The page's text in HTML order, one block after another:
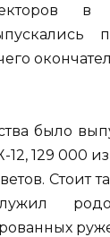
в
было
129 000 из
Стоит